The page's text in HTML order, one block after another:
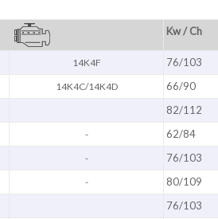
Kw / Ch
14K4F 76/103
14K4C/14K4D 66/90
82/112
- 62/84
- 76/103
- 80/109
76/103